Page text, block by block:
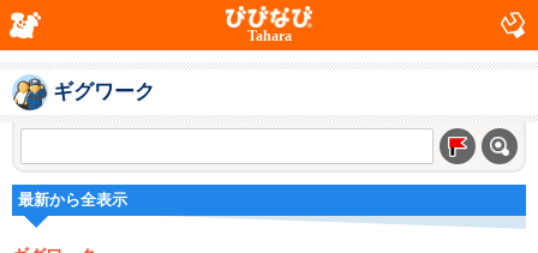
Tahara
ギグワーク
最新から全表示